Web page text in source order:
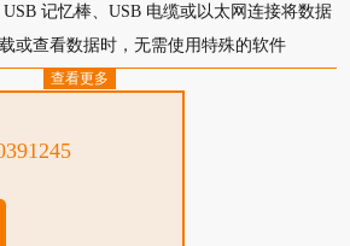
记忆棒、USB 电缆或以太网连接将数据
或查看数据时，无需使用特殊的软件
确认安全性
查看更多